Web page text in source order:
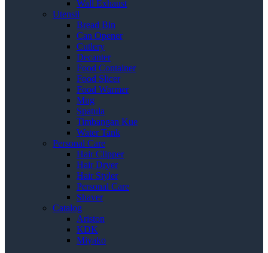
Wall Exhaust
Utensil
Bread Bin
Can Opener
Cutlery
Decanter
Food Container
Food Slicer
Food Warmer
Mug
Spatula
Timbangan Kue
Water Tank
Personal Care
Hair Clipper
Hair Dryer
Hair Styler
Personal Care
Shaver
Catalog
Ariston
KDK
Miyako